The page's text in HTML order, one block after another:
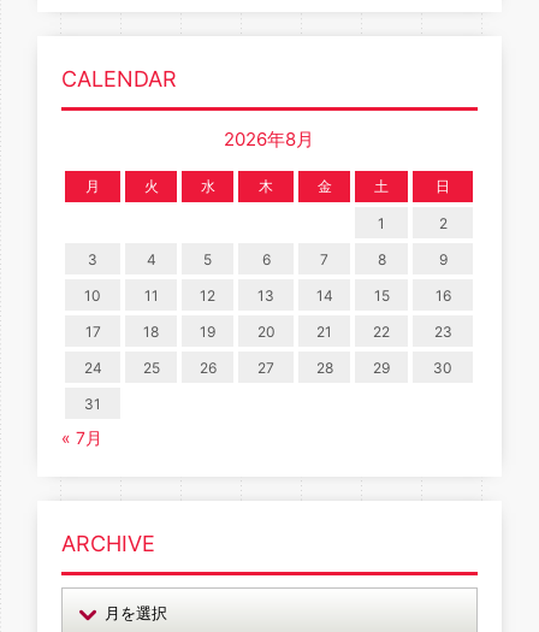
CALENDAR
2026年8月
月 火 水 木 金 土 日
1
2
3
4 5 6 7 8
9
10
11 12 13 14 15
16
17
18 19 20 21 22
23
24
25 26 27 28 29
30
31
« 7月
ARCHIVE